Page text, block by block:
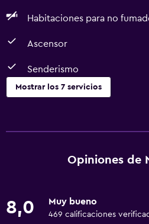
Habitaciones para no
Ascensor
Senderismo
Mostrar los 7 servicios
Habitaciones para no fumadores
Baño
Opiniones de
8,0 Muy bueno
469 calificaciones